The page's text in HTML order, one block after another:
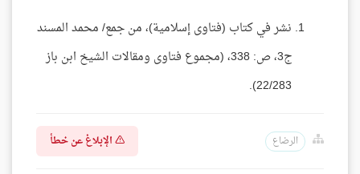
نشر في كتاب (فتاوى إسلامية)، من جمع/ محمد المسند
ج3، ص: 338، (مجموع فتاوى ومقالات الشيخ ابن باز
22/283).
الرضاع الإبلاغ عن خطأ